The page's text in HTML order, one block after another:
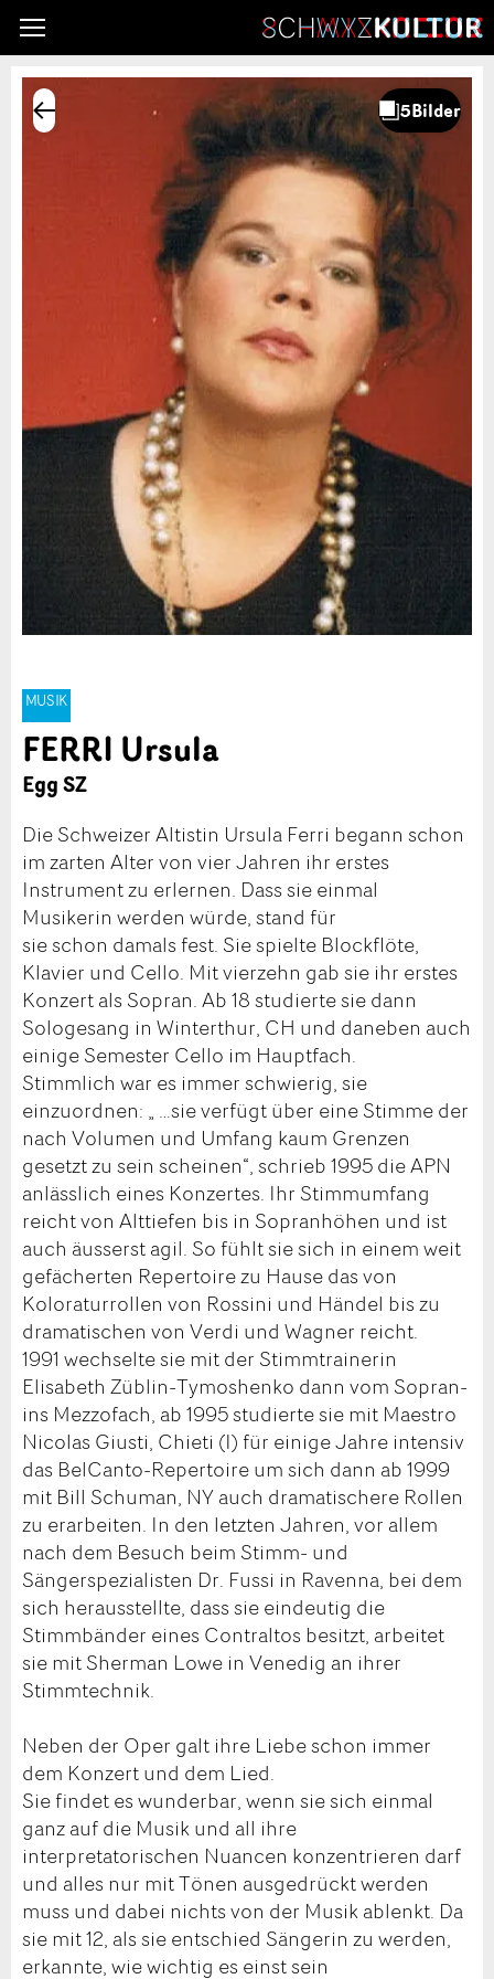
MUSIK
FERRI Ursula
Egg SZ
Die Schweizer Altistin Ursula Ferri begann schon
im zarten Alter von vier Jahren ihr erstes
Instrument zu erlernen. Dass sie einmal
Musikerin werden würde, stand für
sie schon damals fest. Sie spielte Blockflöte,
Klavier und Cello. Mit vierzehn gab sie ihr erstes
Konzert als Sopran. Ab 18 studierte sie dann
Sologesang in Winterthur, CH und daneben auch
einige Semester Cello im Hauptfach.
Stimmlich war es immer schwierig, sie
einzuordnen: „ …sie verfügt über eine Stimme der
nach Volumen und Umfang kaum Grenzen
gesetzt zu sein scheinen“, schrieb 1995 die APN
anlässlich eines Konzertes. Ihr Stimmumfang
reicht von Alttiefen bis in Sopranhöhen und ist
auch äusserst agil. So fühlt sie sich in einem weit
gefächerten Repertoire zu Hause das von
Koloraturrollen von Rossini und Händel bis zu
dramatischen von Verdi und Wagner reicht.
1991 wechselte sie mit der Stimmtrainerin
Elisabeth Züblin-Tymoshenko dann vom Sopran-
ins Mezzofach, ab 1995 studierte sie mit Maestro
Nicolas Giusti, Chieti (I) für einige Jahre intensiv
das BelCanto-Repertoire um sich dann ab 1999
mit Bill Schuman, NY auch dramatischere Rollen
zu erarbeiten. In den letzten Jahren, vor allem
nach dem Besuch beim Stimm- und
Sängerspezialisten Dr. Fussi in Ravenna, bei dem
sich herausstellte, dass sie eindeutig die
Stimmbänder eines Contraltos besitzt, arbeitet
sie mit Sherman Lowe in Venedig an ihrer
Stimmtechnik.
Neben der Oper galt ihre Liebe schon immer
dem Konzert und dem Lied.
Sie findet es wunderbar, wenn sie sich einmal
ganz auf die Musik und all ihre
interpretatorischen Nuancen konzentrieren darf
und alles nur mit Tönen ausgedrückt werden
muss und dabei nichts von der Musik ablenkt. Da
sie mit 12, als sie entschied Sängerin zu werden,
erkannte, wie wichtig es einst sein